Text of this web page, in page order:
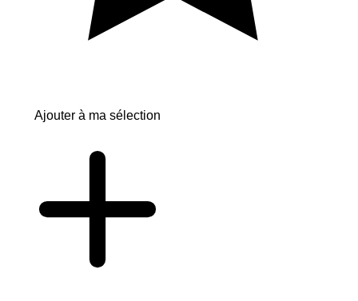
Ajouter à ma sélection